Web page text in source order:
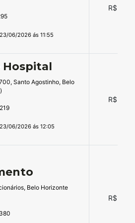
06/2026 ás 11:55
R$
Hospital
Santo Agostinho, Belo
06/2026 ás 12:05
R$
Belo Horizonte
R$